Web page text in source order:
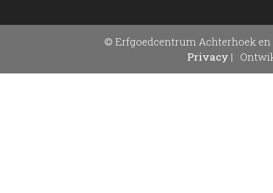
© Erfgoedcentrum Achterhoek en
Privacy |